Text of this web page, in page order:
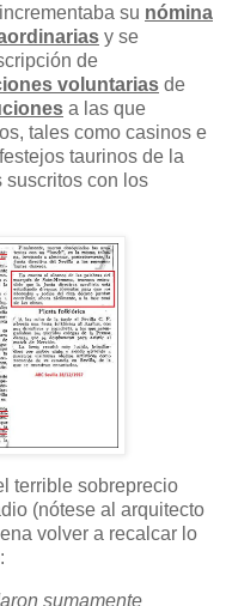
su nómina
y se
de
voluntarias de
a las que
tales como casinos e
taurinos de la
suscritos con los
terrible sobreprecio
(nótese al arquitecto
volver a recalcar lo
sumamente